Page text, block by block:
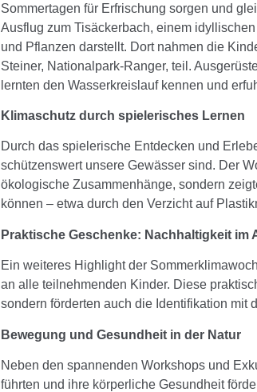
Sommertagen für Erfrischung sorgen und
Ausflug zum Tisäckerbach, einem
und Pflanzen darstellt. Dort nahmen die
Steiner, Nationalpark-Ranger, teil.
lernten den Wasserkreislauf kennen und
Klimaschutz durch spielerisches Lernen
Durch das spielerische Entdecken und
schützenswert unsere Gewässer sind. Der
ökologische Zusammenhänge, sondern
können – etwa durch den Verzicht auf
Praktische Geschenke: Nachhaltigkeit im
Ein weiteres Highlight der
an alle teilnehmenden Kinder. Diese
sondern förderten auch die Identifikation mit
Bewegung und Gesundheit in der Natur
Neben den spannenden Workshops und
führten und ihre körperliche Gesundheit